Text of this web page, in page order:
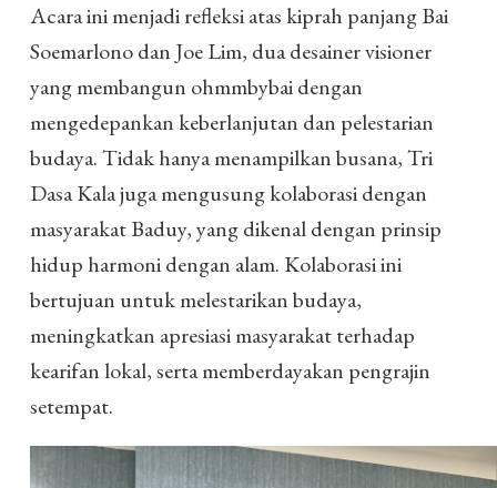
Acara ini menjadi refleksi atas kiprah panjang Bai
Soemarlono dan Joe Lim, dua desainer visioner
yang membangun ohmmbybai dengan
mengedepankan keberlanjutan dan pelestarian
budaya. Tidak hanya menampilkan busana, Tri
Dasa Kala juga mengusung kolaborasi dengan
masyarakat Baduy, yang dikenal dengan prinsip
hidup harmoni dengan alam. Kolaborasi ini
bertujuan untuk melestarikan budaya,
meningkatkan apresiasi masyarakat terhadap
kearifan lokal, serta memberdayakan pengrajin
setempat.